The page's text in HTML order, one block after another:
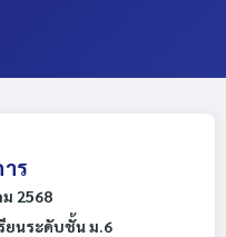
ร
2568
ยนระดับชั้น ม.6